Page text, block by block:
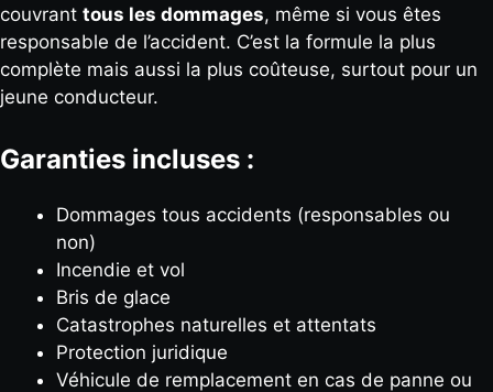
couvrant tous les dommages, même si vous êtes
responsable de l’accident. C’est la formule la plus
complète mais aussi la plus coûteuse, surtout pour un
jeune conducteur.
Garanties incluses :
Dommages tous accidents (responsables ou
non)
Incendie et vol
Bris de glace
Catastrophes naturelles et attentats
Protection juridique
Véhicule de remplacement en cas de panne ou